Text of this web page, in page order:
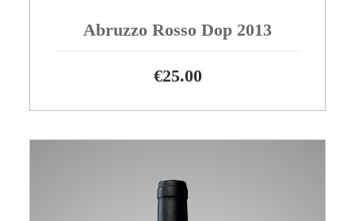
Abruzzo Rosso Dop 2013
€25.00